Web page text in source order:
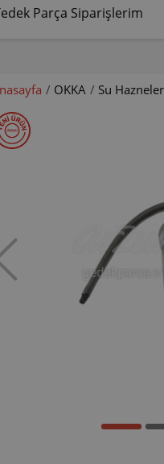
Parça Siparişlerim
/ OKKA / Su